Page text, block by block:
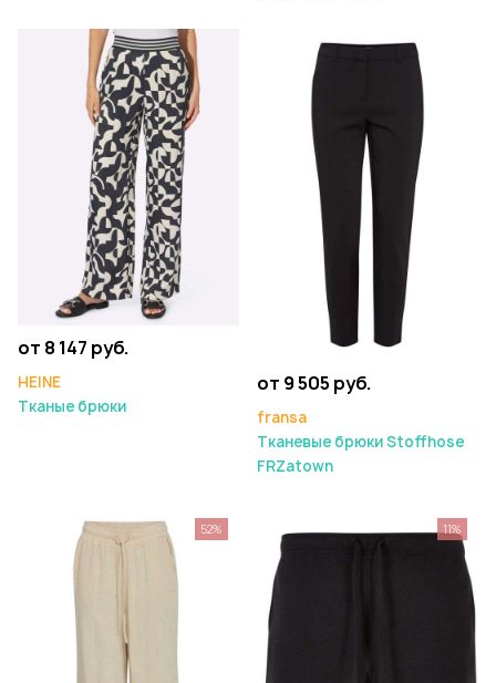
от 8 147 руб.
HEINE
Тканые брюки
от 9 505 руб.
fransa
Тканевые брюки Stoffhose
FRZatown
52% 11%